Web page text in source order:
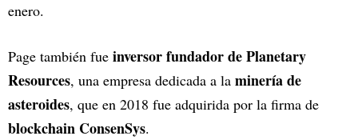
enero.
Page también fue inversor fundador de Planetary
Resources, una empresa dedicada a la minería de
asteroides, que en 2018 fue adquirida por la firma de
blockchain ConsenSys.